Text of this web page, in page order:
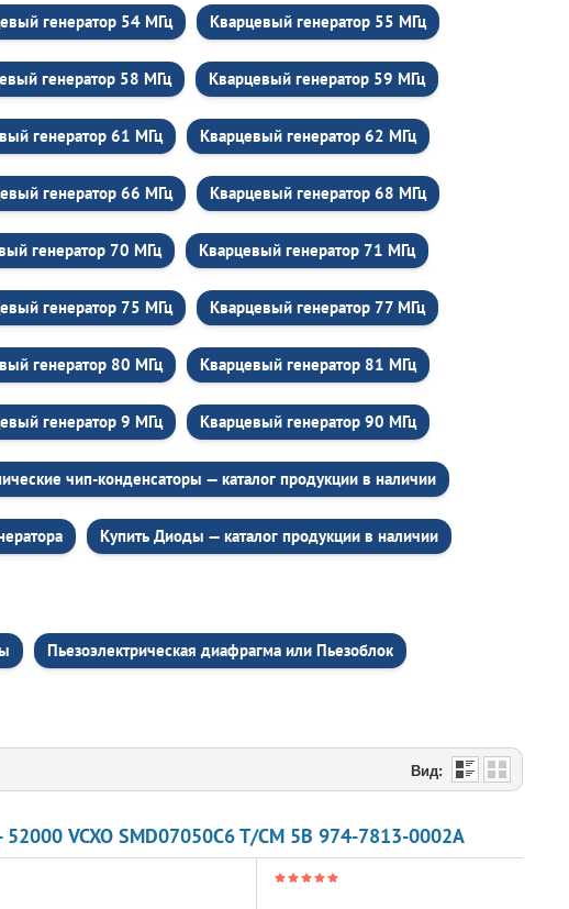
генератор 54 МГц Кварцевый генератор 55 МГц
генератор 58 МГц Кварцевый генератор 59 МГц
генератор 61 МГц Кварцевый генератор 62 МГц
генератор 66 МГц Кварцевый генератор 68 МГц
генератор 70 МГц Кварцевый генератор 71 МГц
генератор 75 МГц Кварцевый генератор 77 МГц
генератор 80 МГц Кварцевый генератор 81 МГц
генератор 9 МГц Кварцевый генератор 90 МГц
чип-конденсаторы — каталог продукции в наличии
Купить Диоды — каталог продукции в наличии
Пьезоэлектрическая диафрагма или Пьезоблок
Вид:
VCXO SMD07050C6 T/CM 5В 974-7813-0002A